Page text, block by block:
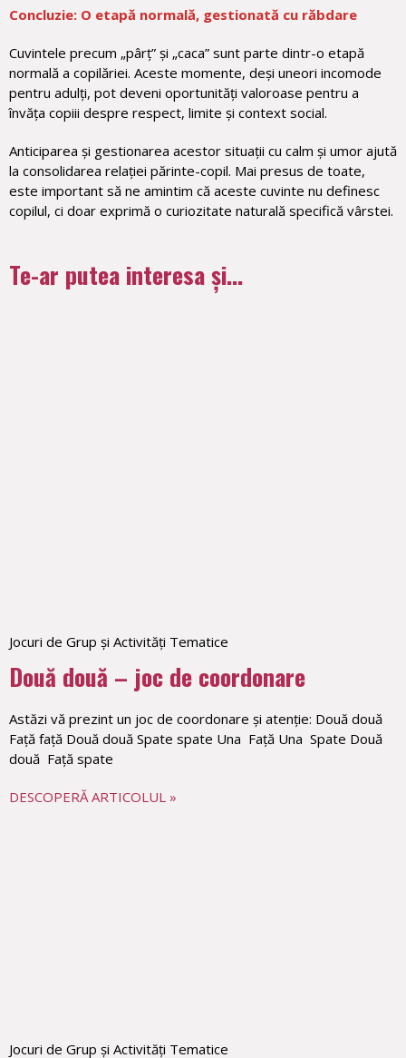
Concluzie: O etapă normală, gestionată cu răbdare
Cuvintele precum „pârț” și „caca” sunt parte dintr-o etapă
normală a copilăriei. Aceste momente, deși uneori incomode
pentru adulți, pot deveni oportunități valoroase pentru a
învăța copiii despre respect, limite și context social.
Anticiparea și gestionarea acestor situații cu calm și umor ajută
la consolidarea relației părinte-copil. Mai presus de toate,
este important să ne amintim că aceste cuvinte nu definesc
copilul, ci doar exprimă o curiozitate naturală specifică vârstei.
Te-ar putea interesa și...
Jocuri de Grup și Activități Tematice
Două două – joc de coordonare
Astăzi vă prezint un joc de coordonare și atenție: Două două
Față față Două două Spate spate Una Față Una Spate Două
două Față spate
DESCOPERĂ ARTICOLUL »
Jocuri de Grup și Activități Tematice